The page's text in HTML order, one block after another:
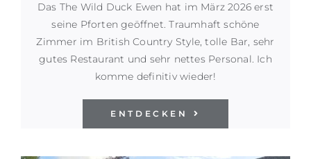
Das The Wild Duck Ewen hat im März 2026 erst
seine Pforten geöffnet. Traumhaft schöne
Zimmer im British Country Style, tolle Bar, sehr
gutes Restaurant und sehr nettes Personal. Ich
komme definitiv wieder!
ENTDECKEN